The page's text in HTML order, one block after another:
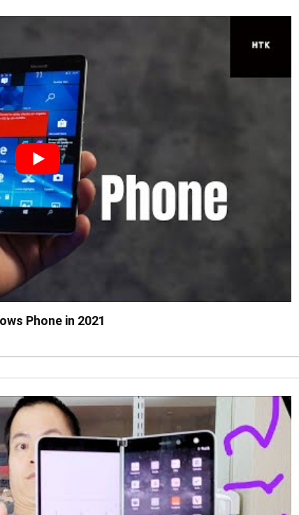
Phone in 2021